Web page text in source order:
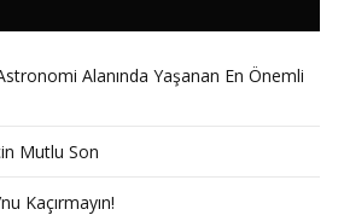
Alanında Yaşanan En Önemli
Mutlu Son
Kaçırmayın!